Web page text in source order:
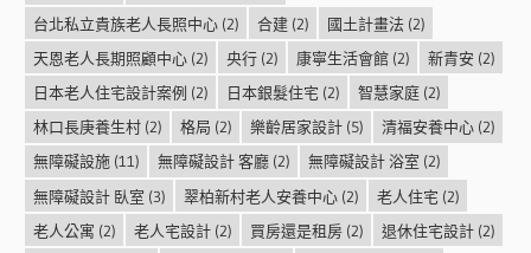
台北私立貴族老人長照中心(2) 合建(2) 國土計畫法(2)
天恩老人長期照顧中心(2) 央行(2) 康寧生活會館(2) 新青安 (2)
日本老人住宅設計案例 (2) 日本銀髮住宅 (2) 智慧家庭(2)
林口長庚養生村(2) 格局 (2) 樂齡居家設計(5) 清福安養中心(2)
無障礙設施(11) 無障礙設計 客廳(2) 無障礙設計 浴室 (2)
無障礙設計 臥室 (3) 翠柏新村老人安養中心(2) 老人住宅 (2)
老人公寓 (2) 老人宅設計(2) 買房還是租房(2) 退休住宅設計(2)